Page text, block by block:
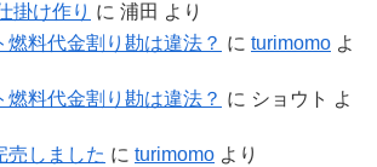
掛け作り に 浦田 より
燃料代金割り勘は違法？ に turimomo よ
燃料代金割り勘は違法？ に ショウト よ
売しました に turimomo より